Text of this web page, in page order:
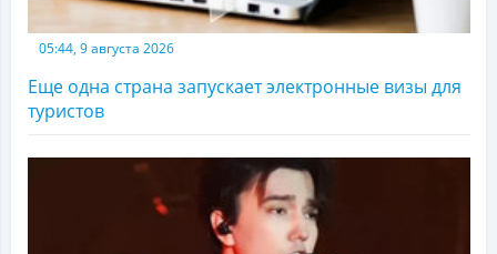
05:44, 9 августа 2026
Еще одна страна запускает электронные визы для
туристов